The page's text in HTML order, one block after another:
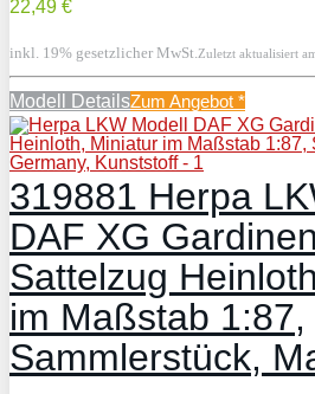
22,49 €
inkl. 19% gesetzlicher MwSt. Zuletzt aktualisiert
Modell DetailsZum Angebot *
319881 Herpa
DAF XG
Sattelzug
im Maßstab 1:87,
Sammlerstück,